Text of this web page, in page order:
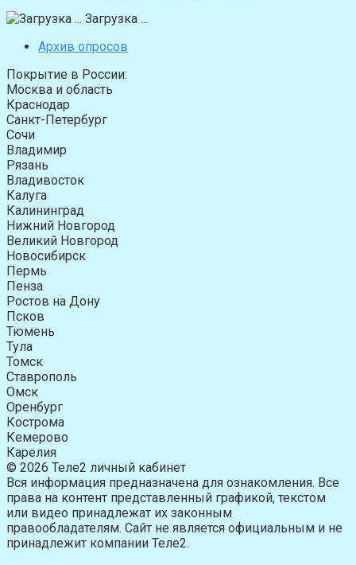
Загрузка ...
Архив опросов
Покрытие в России:
Москва и область
Краснодар
Санкт-Петербург
Сочи
Владимир
Рязань
Владивосток
Калуга
Калининград
Нижний Новгород
Великий Новгород
Новосибирск
Пермь
Пенза
Ростов на Дону
Псков
Тюмень
Тула
Томск
Ставрополь
Омск
Оренбург
Кострома
Кемерово
Карелия
© 2026 Теле2 личный кабинет
Вся информация предназначена для ознакомления. Все
права на контент представленный графикой, текстом
или видео принадлежат их законным
правообладателям. Сайт не является официальным и не
принадлежит компании Теле2.